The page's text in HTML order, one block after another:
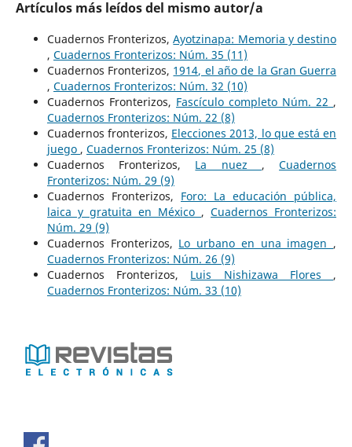
Artículos más leídos del mismo autor/a
Cuadernos Fronterizos,Ayotzinapa: Memoria y destino
, Cuadernos Fronterizos: Núm. 35 (11)
Cuadernos Fronterizos, 1914, el año de la Gran Guerra
, Cuadernos Fronterizos: Núm. 32 (10)
Cuadernos Fronterizos, Fascículo completo Núm. 22 ,
Cuadernos Fronterizos: Núm. 22 (8)
Cuadernos fronterizos, Elecciones 2013, lo que está en
juego , Cuadernos Fronterizos: Núm. 25 (8)
Cuadernos Fronterizos, La nuez ,Cuadernos
Fronterizos: Núm. 29 (9)
Cuadernos Fronterizos, Foro: La educación pública,
laica y gratuita en México ,Cuadernos Fronterizos:
Núm. 29 (9)
Cuadernos Fronterizos, Lo urbano en una imagen ,
Cuadernos Fronterizos: Núm. 26 (9)
Cuadernos Fronterizos, Luis Nishizawa Flores ,
Cuadernos Fronterizos: Núm. 33 (10)